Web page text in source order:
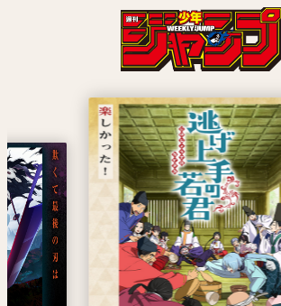
新刊情報
編集部からのお知らせ
お知らせ
連載作品
雑誌
定期購読